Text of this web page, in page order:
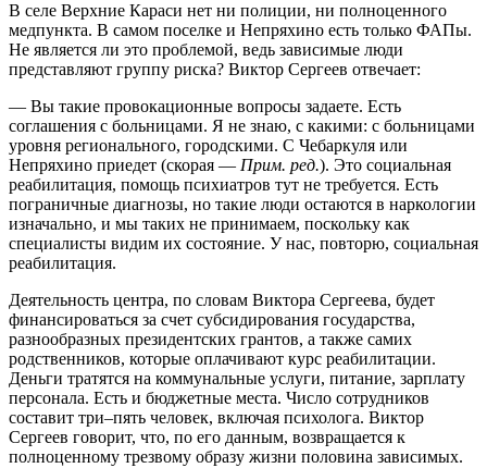
В селе Верхние Караси нет ни полиции, ни полноценного
медпункта. В самом поселке и Непряхино есть только ФАПы.
Не является ли это проблемой, ведь зависимые люди
представляют группу риска? Виктор Сергеев отвечает:
— Вы такие провокационные вопросы задаете. Есть
соглашения с больницами. Я не знаю, с какими: с больницами
уровня регионального, городскими. С Чебаркуля или
Непряхино приедет (скорая — Прим. ред.). Это социальная
реабилитация, помощь психиатров тут не требуется. Есть
пограничные диагнозы, но такие люди остаются в наркологии
изначально, и мы таких не принимаем, поскольку как
специалисты видим их состояние. У нас, повторю, социальная
реабилитация.
Деятельность центра, по словам Виктора Сергеева, будет
финансироваться за счет субсидирования государства,
разнообразных президентских грантов, а также самих
родственников, которые оплачивают курс реабилитации.
Деньги тратятся на коммунальные услуги, питание, зарплату
персонала. Есть и бюджетные места. Число сотрудников
составит три–пять человек, включая психолога. Виктор
Сергеев говорит, что, по его данным, возвращается к
полноценному трезвому образу жизни половина зависимых.